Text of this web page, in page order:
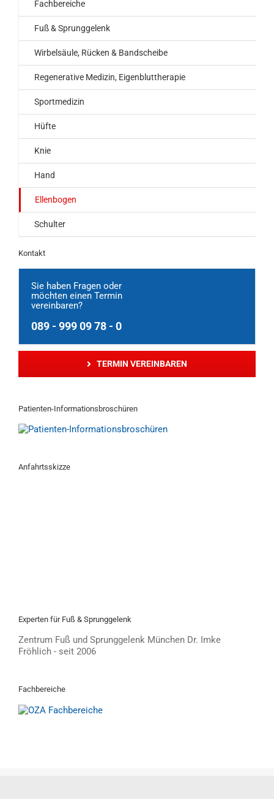
Fachbereiche
Fuß & Sprunggelenk
Wirbelsäule, Rücken & Bandscheibe
Regenerative Medizin, Eigenbluttherapie
Sportmedizin
Hüfte
Knie
Hand
Ellenbogen
Schulter
Kontakt
Sie haben Fragen oder
möchten einen Termin
vereinbaren?
089 - 999 09 78 - 0
TERMIN VEREINBAREN
Patienten-Informationsbroschüren
Anfahrtsskizze
Experten für Fuß & Sprunggelenk
Zentrum Fuß und Sprunggelenk München Dr. Imke
Fröhlich - seit 2006
Fachbereiche